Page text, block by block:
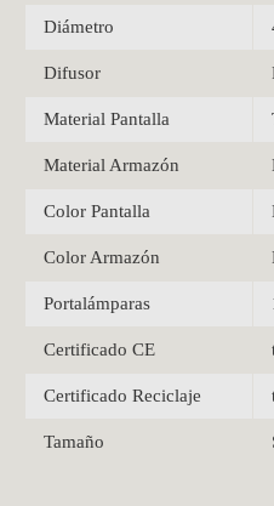
Diámetro
Difusor
Material Pantalla
Material Armazón
Color Pantalla
Color Armazón
Portalámparas
Certificado CE
Certificado Reciclaje
Tamaño